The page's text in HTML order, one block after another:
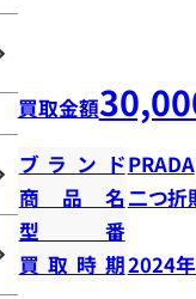
買取金額
ブランドPRADA
商品名二つ折
型番
買取時期2024